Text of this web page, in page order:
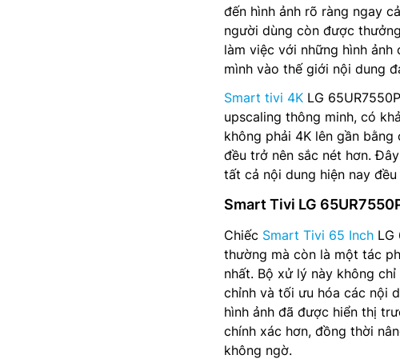
đến hình ảnh rõ ràng ngay
người dùng còn được
làm việc với những hình
mình vào thế giới nội dung
Smart tivi 4K LG
upscaling thông minh, có
không phải 4K lên gần
đều trở nên sắc nét hơn.
tất cả nội dung hiện nay
Smart Tivi LG
Chiếc Smart Tivi 65 Inch LG
thường mà còn là một tác
nhất. Bộ xử lý này không
chỉnh và tối ưu hóa các nội
hình ảnh đã được hiển thị
chính xác hơn, đồng thời
không ngờ.